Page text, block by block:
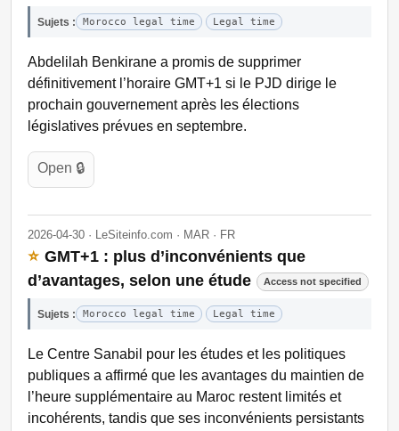
Sujets : Morocco legal time Legal time
Abdelilah Benkirane a promis de supprimer
définitivement l’horaire GMT+1 si le PJD dirige le
prochain gouvernement après les élections
législatives prévues en septembre.
Open 🔒
2026-04-30 · LeSiteinfo.com · MAR · FR
⭐ GMT+1 : plus d’inconvénients que
d’avantages, selon une étude
Access not specified
Sujets : Morocco legal time Legal time
Le Centre Sanabil pour les études et les politiques
publiques a affirmé que les avantages du maintien de
l’heure supplémentaire au Maroc restent limités et
incohérents, tandis que ses inconvénients persistants